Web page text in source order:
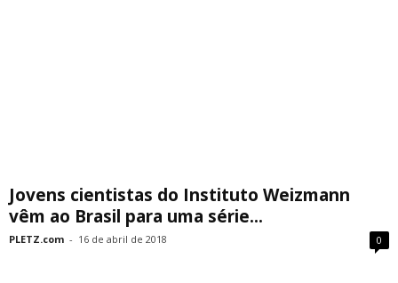
Jovens cientistas do Instituto Weizmann
vêm ao Brasil para uma série...
PLETZ.com - 16 de abril de 2018 0